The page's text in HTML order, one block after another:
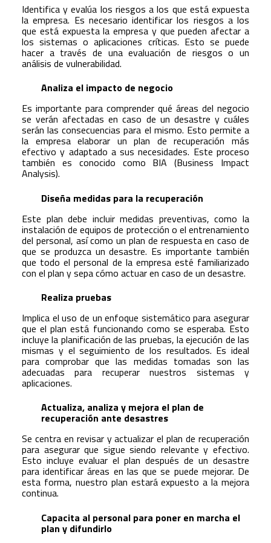
Identifica y evalúa los riesgos a los que está expuesta
la empresa. Es necesario identificar los riesgos a los
que está expuesta la empresa y que pueden afectar a
los sistemas o aplicaciones críticas. Esto se puede
hacer a través de una evaluación de riesgos o un
análisis de vulnerabilidad.
Analiza el impacto de negocio
Es importante para comprender qué áreas del negocio
se verán afectadas en caso de un desastre y cuáles
serán las consecuencias para el mismo. Esto permite a
la empresa elaborar un plan de recuperación más
efectivo y adaptado a sus necesidades. Este proceso
también es conocido como BIA (Business Impact
Analysis).
Diseña medidas para la recuperación
Este plan debe incluir medidas preventivas, como la
instalación de equipos de protección o el entrenamiento
del personal, así como un plan de respuesta en caso de
que se produzca un desastre. Es importante también
que todo el personal de la empresa esté familiarizado
con el plan y sepa cómo actuar en caso de un desastre.
Realiza pruebas
Implica el uso de un enfoque sistemático para asegurar
que el plan está funcionando como se esperaba. Esto
incluye la planificación de las pruebas, la ejecución de las
mismas y el seguimiento de los resultados. Es ideal
para comprobar que las medidas tomadas son las
adecuadas para recuperar nuestros sistemas y
aplicaciones.
Actualiza, analiza y mejora el plan de
recuperación ante desastres
Se centra en revisar y actualizar el plan de recuperación
para asegurar que sigue siendo relevante y efectivo.
Esto incluye evaluar el plan después de un desastre
para identificar áreas en las que se puede mejorar. De
esta forma, nuestro plan estará expuesto a la mejora
continua.
Capacita al personal para poner en marcha el
plan y difundirlo